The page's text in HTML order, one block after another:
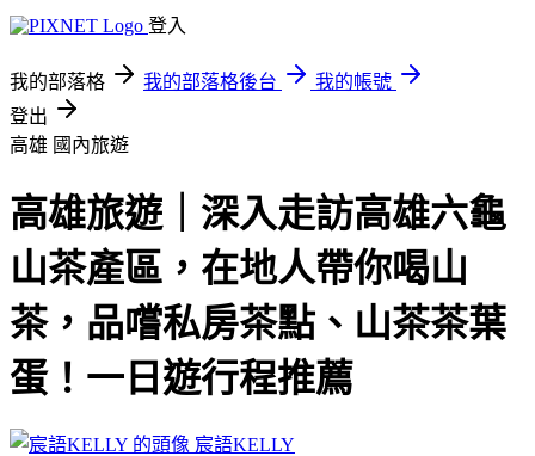
登入
我的部落格 我的部落格後台
我的帳號
登出
高雄 國內旅遊
高雄旅遊｜深入走訪高雄六龜
山茶產區，在地人帶你喝山
茶，品嚐私房茶點、山茶茶葉
蛋！一日遊行程推薦
宸語KELLY